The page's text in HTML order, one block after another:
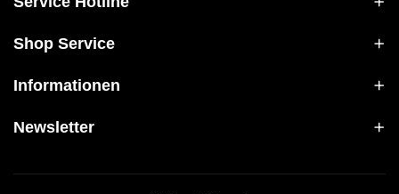
Shop Service
Informationen
Newsletter